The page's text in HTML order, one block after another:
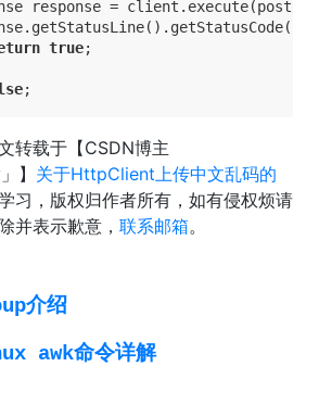
response = client.execute(post);
true;
;
转载于【CSDN博主
】 关于HttpClient上传中文乱码的
习，版权归作者所有，如有侵权烦请
并表示歉意， 联系邮箱。
介绍
awk命令详解